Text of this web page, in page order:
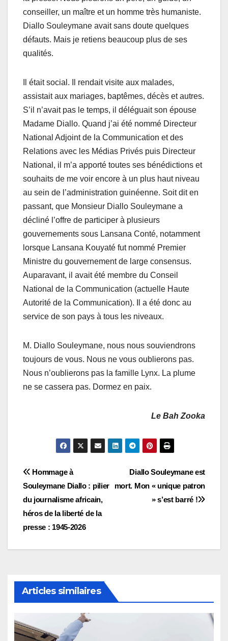
conseiller, un maître et un homme très humaniste.
Diallo Souleymane avait sans doute quelques
défauts. Mais je retiens beaucoup plus de ses
qualités.
Il était social. Il rendait visite aux malades,
assistait aux mariages, baptêmes, décès et autres.
S’il n’avait pas le temps, il déléguait son épouse
Madame Diallo. Quand j’ai été nommé Directeur
National Adjoint de la Communication et des
Relations avec les Médias Privés puis Directeur
National, il m’a apporté toutes ses bénédictions et
souhaits de me voir encore à un plus haut niveau
au sein de l’administration guinéenne. Soit dit en
passant, que Monsieur Diallo Souleymane a
décliné l’offre de participer à plusieurs
gouvernements sous Lansana Conté, notamment
lorsque Lansana Kouyaté fut nommé Premier
Ministre du gouvernement de large consensus.
Auparavant, il avait été membre du Conseil
National de la Communication (actuelle Haute
Autorité de la Communication). Il a été donc au
service de son pays à tous les niveaux.
M. Diallo Souleymane, nous nous souviendrons
toujours de vous. Nous ne vous oublierons pas.
Nous n’oublierons pas la famille Lynx. La plume
ne se cassera pas. Dormez en paix.
Le Bah Zooka
Navigation
de
l’article
Diallo Souleymane est
mort. Mon « unique patron
» s’est barré !
Hommage à
Souleymane Diallo : pilier
du journalisme africain,
héros de la liberté de la
presse : 1945-2026
Articles similaires